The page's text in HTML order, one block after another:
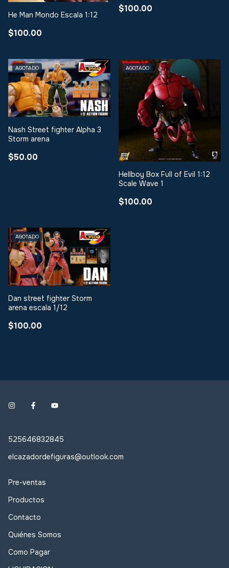
He Man Mondo Escala 1:12
$100.00
$100.00
AGOTADO
Nash Street fighter Alpha 3
Storm arena
$50.00
AGOTADO
Hellboy Box Full of Evil 1:12
Scale Wave 1
$100.00
AGOTADO
Dan street fighter Storm
arena escala 1/12
$100.00
525646832845
elcazadordefiguras@outlook.com
Pre-ventas
Productos
Contacto
Quiénes Somos
Como Pagar